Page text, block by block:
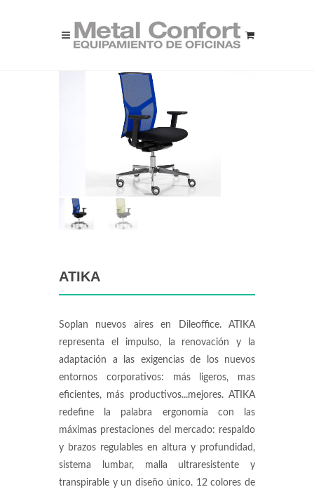
ATIKA
Soplan nuevos aires en Dileoffice. ATIKA
representa el impulso, la renovación y la
adaptación a las exigencias de los nuevos
entornos corporativos: más ligeros, mas
eficientes, más productivos...mejores. ATIKA
redefine la palabra ergonomía con las
máximas prestaciones del mercado: respaldo
y brazos regulables en altura y profundidad,
sistema lumbar, malla ultraresistente y
transpirable y un diseño único. 12 colores de